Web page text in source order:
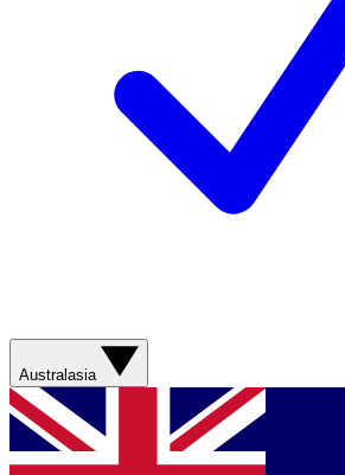
Australasia